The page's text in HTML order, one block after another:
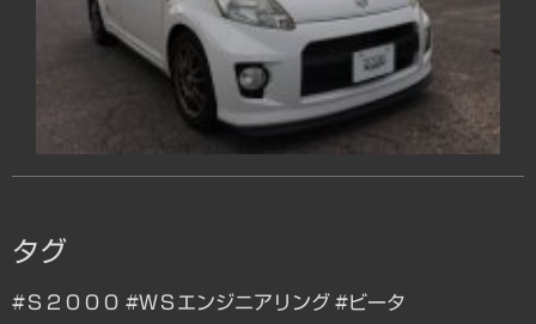
タグ
#Ｓ２０００ #ＷＳエンジニアリング #ビータ